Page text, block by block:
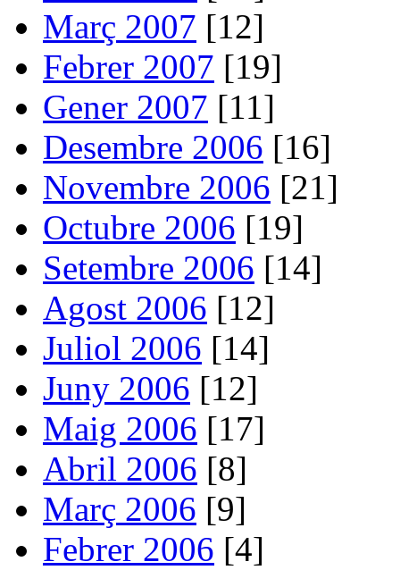
Març 2007 [12]
Febrer 2007 [19]
Gener 2007 [11]
Desembre 2006 [16]
Novembre 2006 [21]
Octubre 2006 [19]
Setembre 2006 [14]
Agost 2006 [12]
Juliol 2006 [14]
Juny 2006 [12]
Maig 2006 [17]
Abril 2006 [8]
Març 2006 [9]
Febrer 2006 [4]